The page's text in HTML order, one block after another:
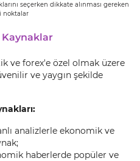
seçerken dikkate alınması gereken
noktalar
ve forex'e özel olmak üzere
ve yaygın şekilde
analizlerle ekonomik ve
haberlerde popüler ve